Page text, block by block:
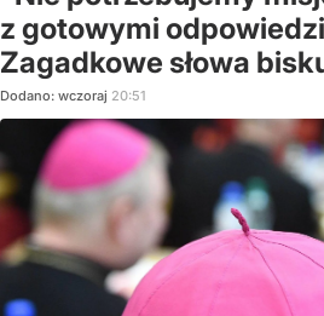
z gotowymi
Zagadkowe słowa
Dodano: wczoraj 20:51